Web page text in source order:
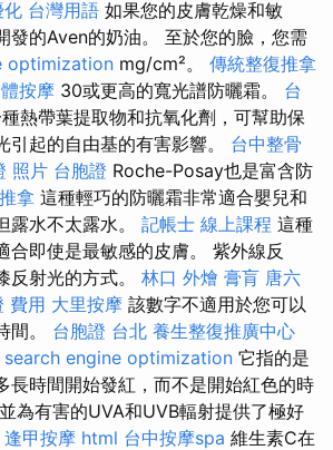
化 台灣用語 如果您的皮膚乾燥和敏
發的Aven的奶油。 至於您的臉，您需
optimization mg/cm²。 傳統整復推拿
按摩 30或更高的寬光譜防曬霜。 台
熱帶葉提取物和抗氧化劑，可幫助保
引起的自由基的有害影響。 台中整骨
照片 台胞證 Roche-Posay也是富含防
拿 這種輕巧的防曬霜非常適合嬰兒和
露水不太露水。 記帳士 線上課程 這種
合即使是最敏感的皮膚。 紫外線反
反射光的方式。 林口 外燴 膏肓 唐六
費用 大里按摩 該數字不適用於您可以
間。 台胞證 台北 養生整復推廣中心
search engine optimization 它指的是
長時間開始發紅，而不是開始紅色的時
為有害的UVA和UVB輻射提供了極好
逢甲按摩 html 台中按摩spa 維生素C在